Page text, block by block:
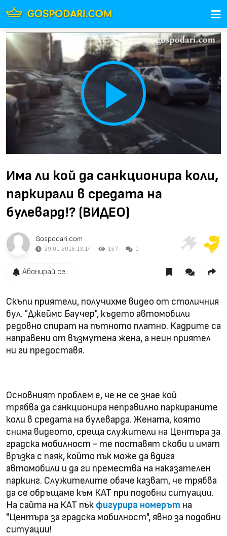
Play
Video
Има ли кой да санкционира коли,
паркирали в средата на
булевард!? (ВИДЕО)
Gospodari.com
29.01.2016 13:14 157 0
Абонирай се...
Скъпи приятели, получихме видео от столичния
бул. "Джеймс Баучер", където автомобили
редовно спират на пътното платно. Кадрите са
направени от възмутена жена, а неин приятел
ни ги предоставя.
Основният проблем е, че не се знае кой
трябва да санкционира неправилно паркираните
коли в средата на булеварда. Жената, която
снима видеото, среща служители на Центъра за
градска мобилност - те поставят скоби и имат
връзка с паяк, който пък може да вдига
автомобили и да ги премества на наказателен
паркинг. Служителите обаче казват, че трябва
да се обръщаме към КАТ при подобни ситуации.
На сайта на КАТ пък фигурира номерът на
"Центъра за градска мобилност", явно за подобни
ситуации!